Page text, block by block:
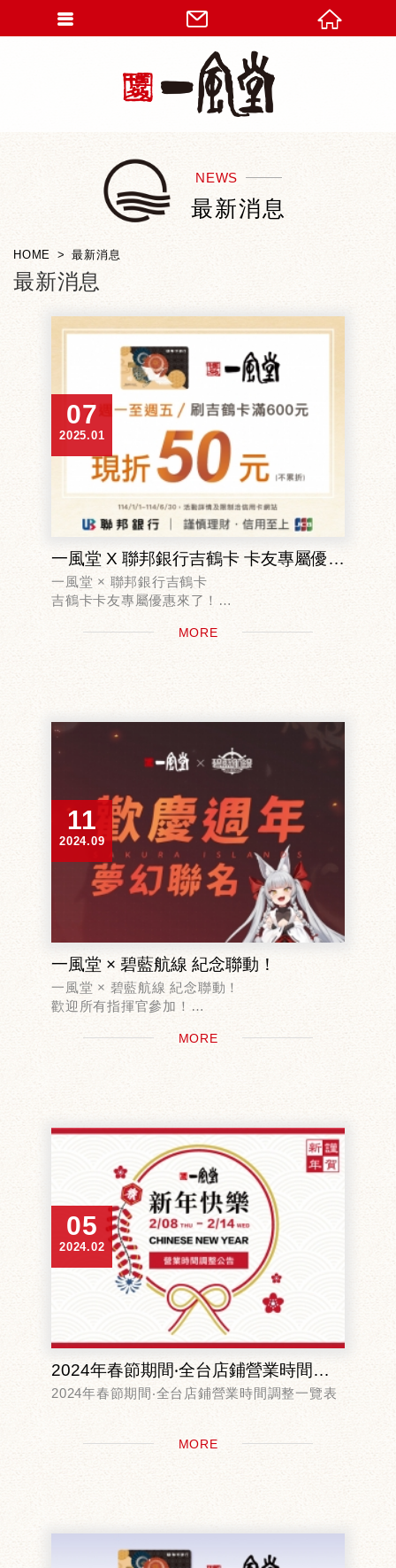
NEWS
最新消息
HOME 最新消息
最新消息
07
2025.01
一風堂 X 聯邦銀行吉鶴卡 卡友專屬優惠！
一風堂 × 聯邦銀行吉鶴卡
吉鶴卡卡友專屬優惠來了！
持聯邦吉鶴卡實體卡
MORE
11
2024.09
一風堂 × 碧藍航線 紀念聯動！
一風堂 × 碧藍航線 紀念聯動！
歡迎所有指揮官參加！
聯名活動一：指揮官專屬套餐＆獨享好禮！
MORE
05
2024.02
2024年春節期間‧全台店鋪營業時間調整一覽表
2024年春節期間‧全台店鋪營業時間調整一覽表
MORE